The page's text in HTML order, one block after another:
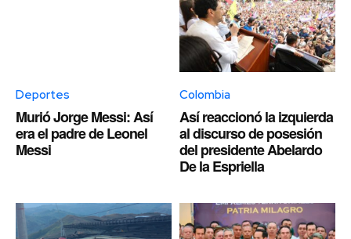
Deportes
Murió Jorge Messi: Así
era el padre de Leonel
Messi
Colombia
Así reaccionó la izquierda
al discurso de posesión
del presidente Abelardo
De la Espriella